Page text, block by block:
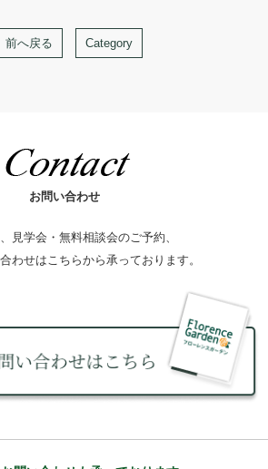
前へ戻る Category
お問い合わせ
見学会・無料相談会のご予約、
わせはこちらから承っております。